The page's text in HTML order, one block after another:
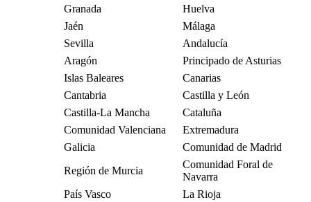
Granada
Huelva
Jaén
Málaga
Sevilla
Andalucía
Aragón
Principado de Asturias
Islas Baleares
Canarias
Cantabria
Castilla y León
Castilla-La Mancha
Cataluña
Comunidad Valenciana
Extremadura
Galicia
Comunidad de Madrid
Región de Murcia
Comunidad Foral de
Navarra
País Vasco
La Rioja